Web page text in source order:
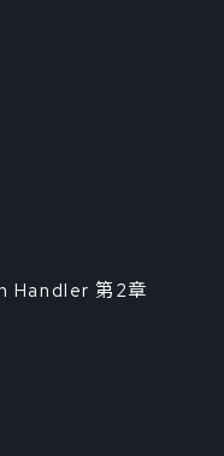
Handler 第2章